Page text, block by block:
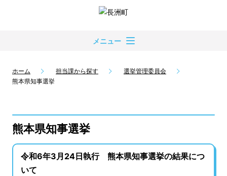
メニュー
ホーム 担当課から探す
選挙管理委員会
熊本県知事選挙
熊本県知事選挙
令和6年3月24日執行 熊本県知事選挙の結果につ
いて